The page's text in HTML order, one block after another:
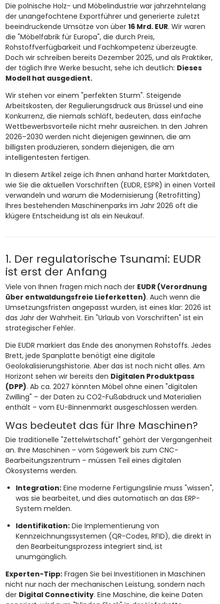
Die polnische Holz- und Möbelindustrie war jahrzehntelang
der unangefochtene Exportführer und generierte zuletzt
beeindruckende Umsätze von über 16 Mrd. EUR. Wir waren
die "Möbelfabrik für Europa", die durch Preis,
Rohstoffverfügbarkeit und Fachkompetenz überzeugte.
Doch wir schreiben bereits Dezember 2025, und als Praktiker,
der täglich Ihre Werke besucht, sehe ich deutlich: Dieses
Modell hat ausgedient.
Wir stehen vor einem "perfekten Sturm". Steigende
Arbeitskosten, der Regulierungsdruck aus Brüssel und eine
Konkurrenz, die niemals schläft, bedeuten, dass einfache
Wettbewerbsvorteile nicht mehr ausreichen. In den Jahren
2026–2030 werden nicht diejenigen gewinnen, die am
billigsten produzieren, sondern diejenigen, die am
intelligentesten fertigen.
In diesem Artikel zeige ich Ihnen anhand harter Marktdaten,
wie Sie die aktuellen Vorschriften (EUDR, ESPR) in einen Vorteil
verwandeln und warum die Modernisierung (Retrofitting)
Ihres bestehenden Maschinenparks im Jahr 2026 oft die
klügere Entscheidung ist als ein Neukauf.
1. Der regulatorische Tsunami: EUDR
ist erst der Anfang
Viele von Ihnen fragen mich nach der EUDR (Verordnung
über entwaldungsfreie Lieferketten). Auch wenn die
Umsetzungsfristen angepasst wurden, ist eines klar: 2026 ist
das Jahr der Wahrheit. Ein "Urlaub von Vorschriften" ist ein
strategischer Fehler.
Die EUDR markiert das Ende des anonymen Rohstoffs. Jedes
Brett, jede Spanplatte benötigt eine digitale
Geolokalisierungshistorie. Aber das ist noch nicht alles. Am
Horizont sehen wir bereits den Digitalen Produktpass
(DPP). Ab ca. 2027 könnten Möbel ohne einen "digitalen
Zwilling" – der Daten zu CO2-Fußabdruck und Materialien
enthält – vom EU-Binnenmarkt ausgeschlossen werden.
Was bedeutet das für Ihre Maschinen?
Die traditionelle "Zettelwirtschaft" gehört der Vergangenheit
an. Ihre Maschinen – vom Sägewerk bis zum CNC-
Bearbeitungszentrum – müssen Teil eines digitalen
Ökosystems werden.
Integration:Eine moderne Fertigungslinie muss "wissen",
was sie bearbeitet, und dies automatisch an das ERP-
System melden.
Identifikation:Die Implementierung von
Kennzeichnungssystemen (QR-Codes, RFID), die direkt in
den Bearbeitungsprozess integriert sind, ist
unumgänglich.
Experten-Tipp:Fragen Sie bei Investitionen in Maschinen
nicht nur nach der mechanischen Leistung, sondern nach
der Digital Connectivity. Eine Maschine, die keine Daten